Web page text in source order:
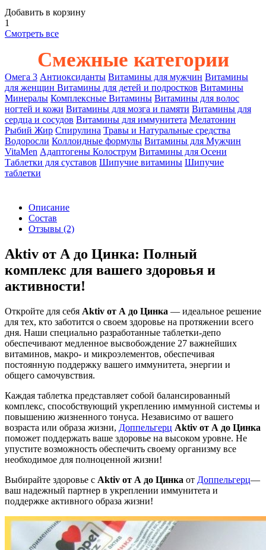
Добавить в корзину
1
Смотреть все
Смежные категории
Омега 3 Антиоксиданты Витамины для мужчин Витамины
для женщин Витамины для детей и подростков Витамины
Минералы Комплексные Витамины Витамины для волос
ногтей и кожи Витамины для мозга и памяти Витамины для
сердца и сосудов Витамины для иммунитета Мелатонин
Рыбий Жир Спирулина Травы и Hатуральные средства
Водоросли Коллоидные формулы Витамины для Мужчин
VitaMen Адаптогены Колострум Витамины для Осени
Таблетки для суставов Шипучие витамины Шипучие
таблетки
Описание
Состав
Отзывы (2)
Aktiv от А до Цинка: Полный
комплекс для вашего здоровья и
активности!
Откройте для себя Aktiv от А до Цинка — идеальное решение
для тех, кто заботится о своем здоровье на протяжении всего
дня. Наши специально разработанные таблетки-депо
обеспечивают медленное высвобождение 27 важнейших
витаминов, макро- и микроэлементов, обеспечивая
постоянную поддержку вашего иммунитета, энергии и
общего самочувствия.
Каждая таблетка представляет собой балансированный
комплекс, способствующий укреплению иммунной системы и
повышению жизненного тонуса. Независимо от вашего
возраста или образа жизни, Доппельгерц Aktiv от А до Цинка
поможет поддержать ваше здоровье на высоком уровне. Не
упустите возможность обеспечить своему организму все
необходимое для полноценной жизни!
Выбирайте здоровье с Aktiv от А до Цинка от Доппельгерц—
ваш надежный партнер в укреплении иммунитета и
поддержке активного образа жизни!